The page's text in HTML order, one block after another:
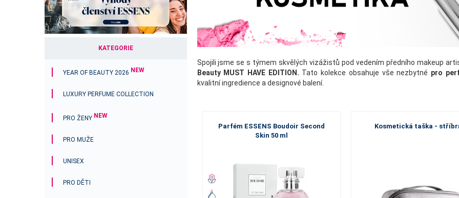
KATEGORIE
YEAR OF BEAUTY 2026 NEW
LUXURY PERFUME COLLECTION
PRO ŽENY NEW
PRO MUŽE
UNISEX
PRO DĚTI
Spojili jsme se s týmem skvělých vizážistů pod vedením předního makeup
Beauty MUST HAVE EDITION. Tato kolekce obsahuje vše nezbytné pro
kvalitní ingredience a designové balení.
Parfém ESSENS Boudoir Second
Skin 50 ml
Kosmetická taška -